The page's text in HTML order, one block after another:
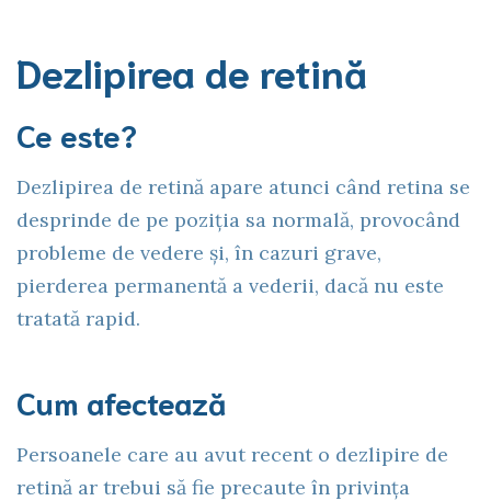
Dezlipirea de retină
Ce este?
Dezlipirea de retină apare atunci când retina se
desprinde de pe poziția sa normală, provocând
probleme de vedere și, în cazuri grave,
pierderea permanentă a vederii, dacă nu este
tratată rapid.
Cum afectează
Persoanele care au avut recent o dezlipire de
retină ar trebui să fie precaute în privința